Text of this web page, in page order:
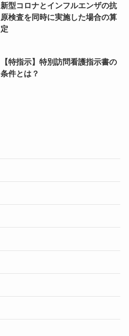
新型コロナとインフルエンザの抗
原検査を同時に実施した場合の算
定
【特指示】特別訪問看護指示書の
条件とは？